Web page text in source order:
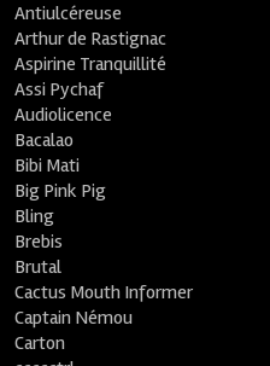
Antiulcéreuse
Arthur de Rastignac
Aspirine Tranquillité
Assi Pychaf
Audiolicence
Bacalao
Bibi Mati
Big Pink Pig
Bling
Brebis
Brutal
Cactus Mouth Informer
Captain Némou
Carton